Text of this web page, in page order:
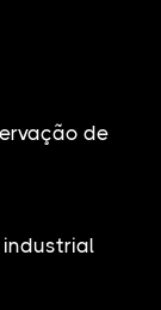
de
industrial